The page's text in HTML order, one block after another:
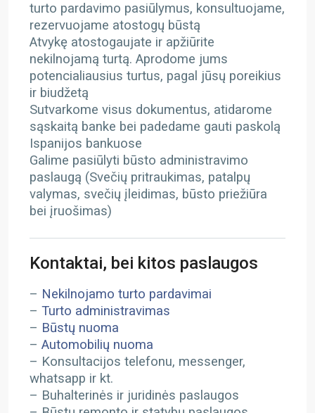
turto pardavimo pasiūlymus, konsultuojame,
rezervuojame atostogų būstą
Atvykę atostogaujate ir apžiūrite
nekilnojamą turtą. Aprodome jums
potencialiausius turtus, pagal jūsų poreikius
ir biudžetą
Sutvarkome visus dokumentus, atidarome
sąskaitą banke bei padedame gauti paskolą
Ispanijos bankuose
Galime pasiūlyti būsto administravimo
paslaugą (Svečių pritraukimas, patalpų
valymas, svečių įleidimas, būsto priežiūra
bei įruošimas)
Kontaktai, bei kitos paslaugos
– Nekilnojamo turto pardavimai
– Turto administravimas
– Būstų nuoma
– Automobilių nuoma
– Konsultacijos telefonu, messenger,
whatsapp ir kt.
– Buhalterinės ir juridinės paslaugos